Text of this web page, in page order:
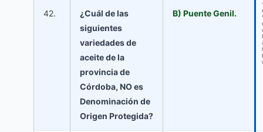
42.
¿Cuál de las
siguientes
variedades de
aceite de la
provincia de
Córdoba, NO es
Denominación de
Origen Protegida?
B) Puente Genil.